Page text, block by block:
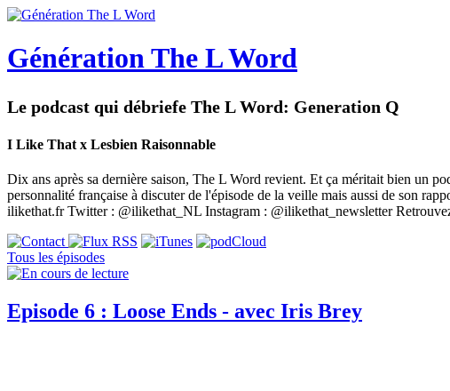
Génération The L Word
Le podcast qui débriefe The L Word: Generation Q
I Like That x Lesbien Raisonnable
Dix ans après sa dernière saison, The L Word revient. Et ça méritait bien un
personnalité française à discuter de l'épisode de la veille mais aussi de son
ilikethat.fr Twitter : @ilikethat_NL Instagram : @ilikethat_newsletter
Tous les épisodes
Episode 6 : Loose Ends - avec Iris Brey